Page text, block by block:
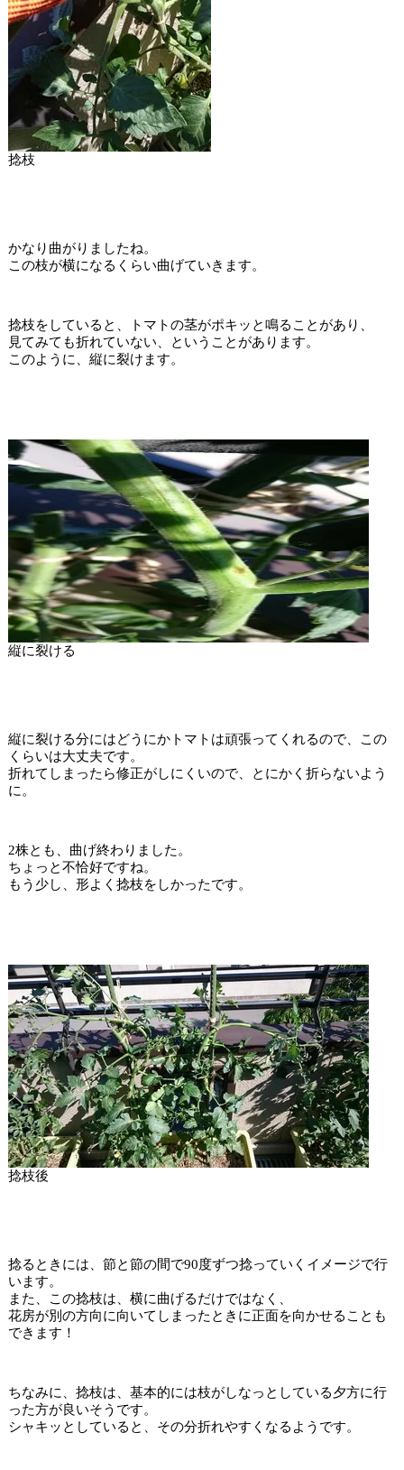
捻枝
かなり曲がりましたね。
この枝が横になるくらい曲げていきます。
捻枝をしていると、トマトの茎がポキッと鳴ることがあり、
見てみても折れていない、ということがあります。
このように、縦に裂けます。
縦に裂ける
縦に裂ける分にはどうにかトマトは頑張ってくれるので、この
くらいは大丈夫です。
折れてしまったら修正がしにくいので、とにかく折らないよう
に。
2株とも、曲げ終わりました。
ちょっと不恰好ですね。
もう少し、形よく捻枝をしかったです。
捻枝後
捻るときには、節と節の間で90度ずつ捻っていくイメージで行
います。
また、この捻枝は、横に曲げるだけではなく、
花房が別の方向に向いてしまったときに正面を向かせることも
できます！
ちなみに、捻枝は、基本的には枝がしなっとしている夕方に行
った方が良いそうです。
シャキッとしていると、その分折れやすくなるようです。